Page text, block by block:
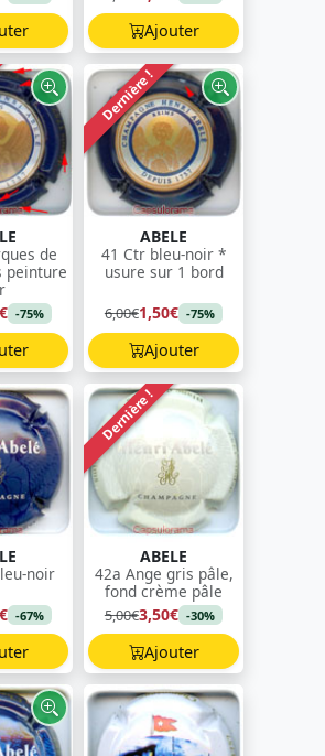
Ajouter
de
peinture
-75%
Dernière !
ABELE
41 Ctr bleu-noir *
usure sur 1 bord
6,00€1,50€ -75%
Ajouter
noir
-67%
Dernière !
ABELE
42a Ange gris pâle,
fond crème pâle
5,00€3,50€ -30%
Ajouter